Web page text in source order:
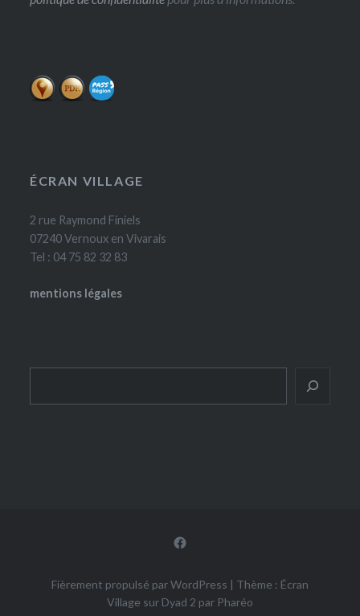
ÉCRAN VILLAGE
2 rue Raymond Finiels
07240 Vernoux en Vivarais
Tel : 04 75 82 32 83
mentions légales
Facebook
Fièrement propulsé par WordPress | Thème : Écran
Village sur Dyad 2 par Pharéo